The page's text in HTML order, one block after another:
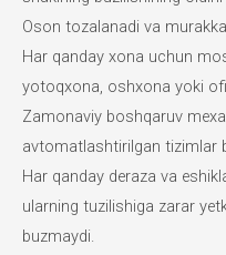
Oson tozalanadi va
Har qanday xona uchun
yotoqxona, oshxona yoki
Zamonaviy boshqaruv
avtomatlashtirilgan tizimlar
Har qanday deraza va
ularning tuzilishiga zarar
buzmaydi.